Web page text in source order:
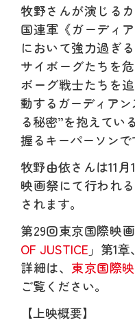
牧野さんが演じる
国連軍《ガーディ
において強力過ぎ
サイボーグたちを
ボーグ戦士たちを
動するガーディア
る秘密”を抱えてい
握るキーパーソンで
牧野由依さんは11
映画祭にて行われ
されます。
第29回東京国際映
OF JUSTICE 」第1
詳細は、 東京国際
ご覧ください。
【上映概要】